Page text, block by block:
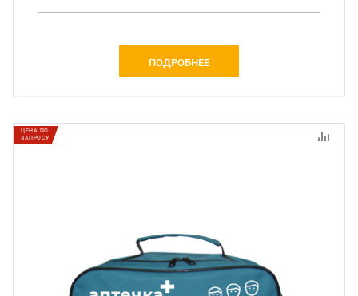
ПОДРОБНЕЕ
ЦЕНА ПО
ЗАПРОСУ